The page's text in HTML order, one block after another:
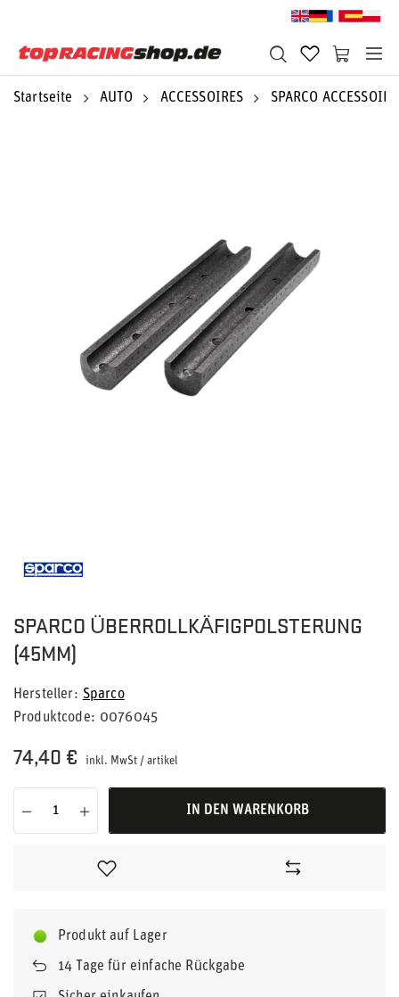
Startseite AUTO ACCESSOIRES SPARCO
SPARCO ÜBERROLLKÄFIGPOLSTERUNG
(45MM)
Hersteller
Sparco
Produktcode
0076045
74,40 € inkl. MwSt / artikel
IN DEN WARENKORB
Produkt auf Lager
14 Tage für einfache Rückgabe